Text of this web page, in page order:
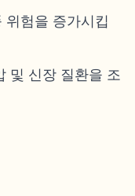
위험을 증가시킵
및 신장 질환을 조